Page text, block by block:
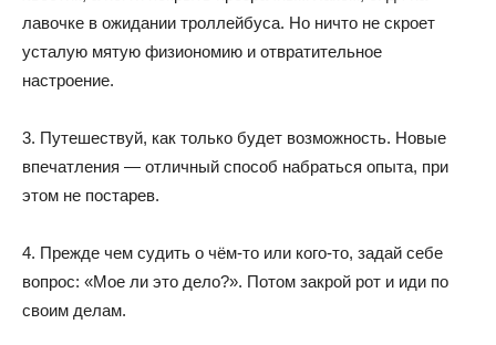
лавочке в ожидании троллейбуса. Но ничто не скроет
усталую мятую физиономию и отвратительное
настроение.
3. Путешествуй, как только будет возможность. Новые
впечатления — отличный способ набраться опыта, при
этом не постарев.
4. Прежде чем судить о чём-то или кого-то, задай себе
вопрос: «Мое ли это дело?». Потом закрой рот и иди по
своим делам.